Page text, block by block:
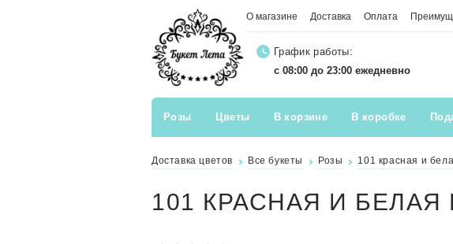
О магазине Доставка Оплата
График работы:
с 08:00 до 23:00 ежедневно
Розы Цветы В корзине В коробке
Доставка цветов Все букеты Розы 101 красная и
101 КРАСНАЯ И БЕЛАЯ